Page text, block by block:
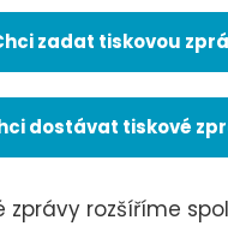
zadat tiskovou
dostávat tiskové
zprávy rozšíříme